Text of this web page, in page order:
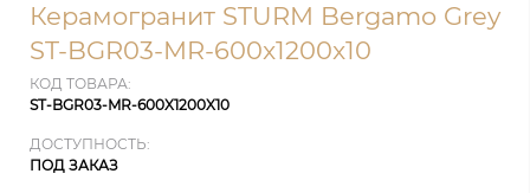
Керамогранит STURM Bergamo Grey
ST-BGR03-MR-600x1200x10
КОД ТОВАРА:
ST-BGR03-MR-600X1200X10
ДОСТУПНОСТЬ:
ПОД ЗАКАЗ